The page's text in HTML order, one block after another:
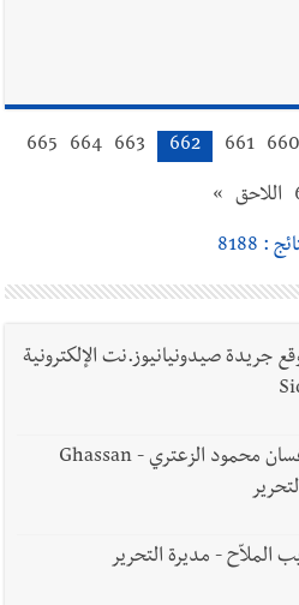
660
661
662
663
664
665
اللاحق »
: 8188
جريدة صيدونيانيوز.نت الإلكترونية
الصحافي السفير غسان محمود الزعتري - Ghassan
الملاّح - مديرة التحرير